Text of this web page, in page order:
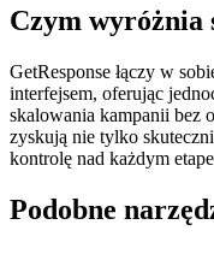
Czym wyróżnia
GetResponse łączy w
interfejsem, oferując
skalowania kampanii bez
zyskują nie tylko
kontrolę nad każdym
Podobne